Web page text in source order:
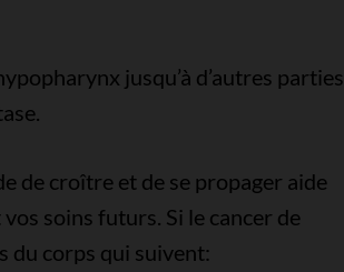
jusqu’à d’autres parties
de croître et de se propager aide
soins futurs. Si le cancer de
du corps qui suivent: